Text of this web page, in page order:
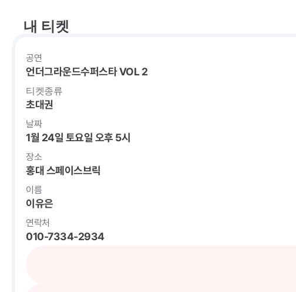
내 티켓
공연
언더그라운드수퍼스타 VOL 2
티켓종류
초대권
날짜
1월 24일 토요일 오후 5시
장소
홍대 스페이스브릭
이름
이유은
연락처
010-7334-2934